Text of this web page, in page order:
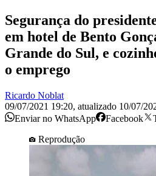
Segurança do
em hotel de Bento
Grande do Sul, e
o emprego
Ricardo Noblat
09/07/2021 19:20, atualizado 10/07/
Enviar no WhatsApp
Facebook
Reprodução